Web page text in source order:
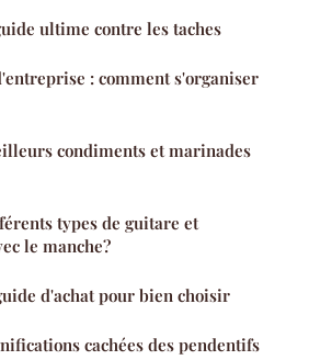
ultime contre les taches
: comment s'organiser
condiments et marinades
types de guitare et
le manche?
d'achat pour bien choisir
cachées des pendentifs